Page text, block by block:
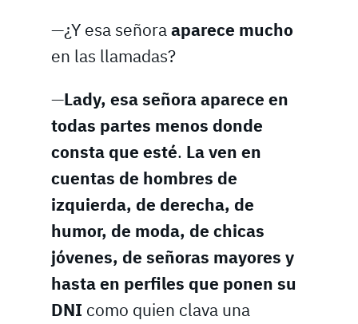
—¿Y esa señoraaparece mucho
en las llamadas?
—Lady, esa señora aparece en
todas partes menos donde
consta que esté. La ven en
cuentas de hombres de
izquierda, de derecha, de
humor, de moda, de chicas
jóvenes, de señoras mayores y
hasta en perfiles que ponen su
DNI como quien clava una